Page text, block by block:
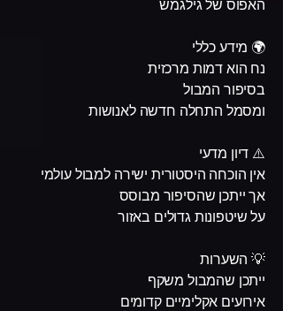
האפוס של גילגמש
🌍 מידע כללי
נח הוא דמות מרכזית
בסיפור המבול
ומסמל התחלה חדשה לאנושות
⚠️ דיון מדעי
אין הוכחה היסטורית ישירה למבול עולמי
אך ייתכן שהסיפור מבוסס
על שיטפונות גדולים באזור
💡 השערות
ייתכן שהמבול משקף
אירועים אקלימיים קדומים